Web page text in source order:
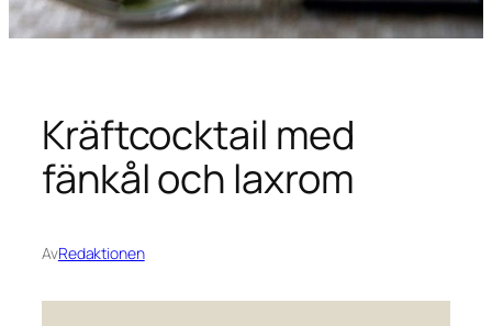
Kräftcocktail med
fänkål och laxrom
AvRedaktionen